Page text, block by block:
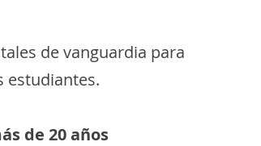
de vanguardia para
estudiantes.
de 20 años